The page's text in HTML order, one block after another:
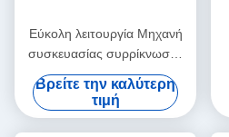
Εύκολη λειτουργία Μηχανή
συσκευασίας συρρίκνωσης
με όπλο συρρίκνωσης 220
V/Hz
Βρείτε την καλύτερη
τιμή